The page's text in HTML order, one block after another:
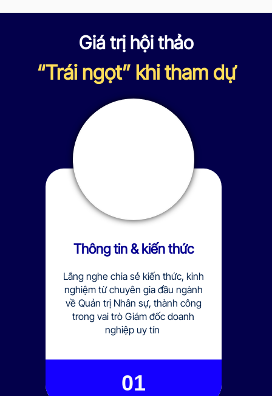
Giá trị hội thảo
“Trái ngọt” khi tham dự
Thông tin & kiến thức
Lắng nghe chia sẻ kiến thức, kinh
nghiệm từ chuyên gia đầu ngành
về Quản trị Nhân sự, thành công
trong vai trò Giám đốc doanh
nghiệp uy tín
01